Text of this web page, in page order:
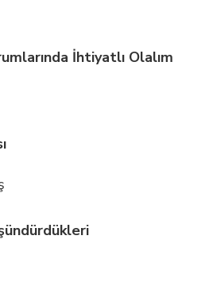
İhtiyatlı Olalım